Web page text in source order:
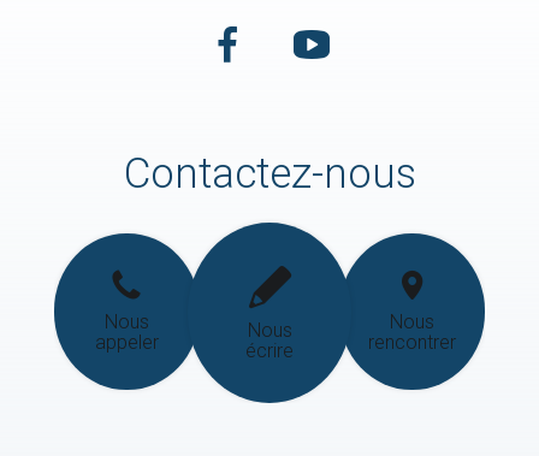
Contactez-nous
Nous
appeler
Nous
écrire
Nous
rencontrer